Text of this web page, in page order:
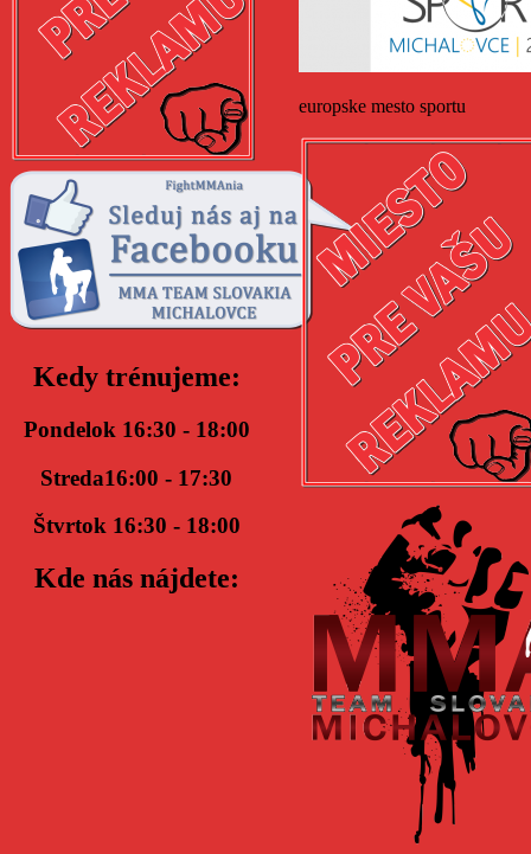
Kedy trénujeme:
Pondelok 16:30 - 18:00
Streda16:00 - 17:30
Štvrtok 16:30 - 18:00
Kde nás nájdete:
europske mesto sportu